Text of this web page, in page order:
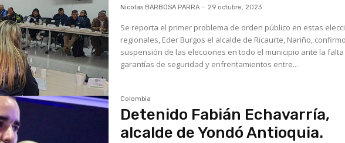
Nicolas BARBOSA PARRA - 29 octubre, 2023
Se reporta el primer problema de orden público en estas
regionales, Eder Burgos el alcalde de Ricaurte, Nariño,
suspensión de las elecciones en todo el municipio ante la
garantías de seguridad y enfrentamientos entre...
Colombia
Detenido Fabián Echavarría,
alcalde de Yondó Antioquia.